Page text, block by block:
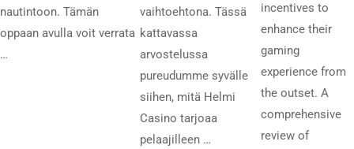
nautintoon. Tämän
oppaan avulla voit verrata
…
vaihtoehtona. Tässä
kattavassa
arvostelussa
pureudumme syvälle
siihen, mitä Helmi
Casino tarjoaa
pelaajilleen …
incentives to
enhance their
gaming
experience from
the outset. A
comprehensive
review of